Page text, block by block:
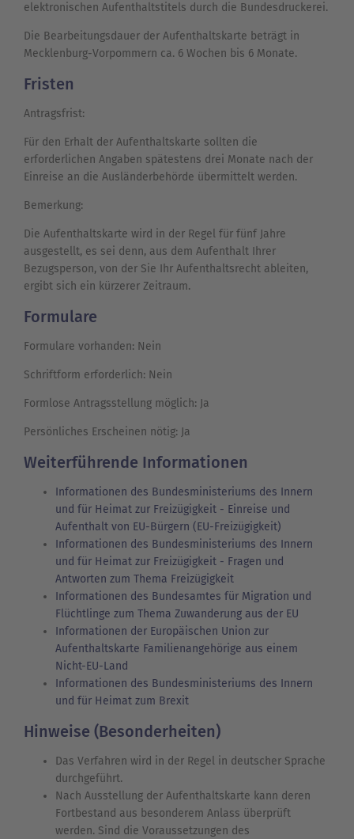
elektronischen Aufenthaltstitels durch die Bundesdruckerei.
Die Bearbeitungsdauer der Aufenthaltskarte beträgt in
Mecklenburg-Vorpommern ca. 6 Wochen bis 6 Monate.
Fristen
Antragsfrist:
Für den Erhalt der Aufenthaltskarte sollten die
erforderlichen Angaben spätestens drei Monate nach der
Einreise an die Ausländerbehörde übermittelt werden.
Bemerkung:
Die Aufenthaltskarte wird in der Regel für fünf Jahre
ausgestellt, es sei denn, aus dem Aufenthalt Ihrer
Bezugsperson, von der Sie Ihr Aufenthaltsrecht ableiten,
ergibt sich ein kürzerer Zeitraum.
Formulare
Formulare vorhanden: Nein
Schriftform erforderlich: Nein
Formlose Antragsstellung möglich: Ja
Persönliches Erscheinen nötig: Ja
Weiterführende Informationen
Informationen des Bundesministeriums des Innern
und für Heimat zur Freizügigkeit - Einreise und
Aufenthalt von EU-Bürgern (EU-Freizügigkeit)
Informationen des Bundesministeriums des Innern
und für Heimat zur Freizügigkeit - Fragen und
Antworten zum Thema Freizügigkeit
Informationen des Bundesamtes für Migration und
Flüchtlinge zum Thema Zuwanderung aus der EU
Informationen der Europäischen Union zur
Aufenthaltskarte Familienangehörige aus einem
Nicht-EU-Land
Informationen des Bundesministeriums des Innern
und für Heimat zum Brexit
Hinweise (Besonderheiten)
Das Verfahren wird in der Regel in deutscher Sprache
durchgeführt.
Nach Ausstellung der Aufenthaltskarte kann deren
Fortbestand aus besonderem Anlass überprüft
werden. Sind die Voraussetzungen des